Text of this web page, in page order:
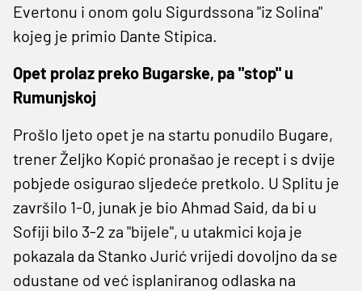
Evertonu i onom golu Sigurdssona "iz Solina"
kojeg je primio Dante Stipica.
Opet prolaz preko Bugarske, pa "stop" u
Rumunjskoj
Prošlo ljeto opet je na startu ponudilo Bugare,
trener Željko Kopić pronašao je recept i s dvije
pobjede osigurao sljedeće pretkolo. U Splitu je
završilo 1-0, junak je bio Ahmad Said, da bi u
Sofiji bilo 3-2 za "bijele", u utakmici koja je
pokazala da Stanko Jurić vrijedi dovoljno da se
odustane od već isplaniranog odlaska na